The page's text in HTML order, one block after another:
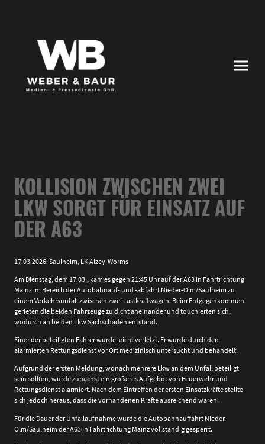
KOLLISION ZWISCHEN ZWEI
LKW SORGT FÜR EINSATZ AUF
DER A63
17.03.2026: Saulheim, LK Alzey-Worms
Am Dienstag, dem 17.03., kam es gegen 21:45 Uhr auf der A63 in Fahrtrichtung
Mainz im Bereich der Autobahnauf- und -abfahrt Nieder-Olm/Saulheim zu
einem Verkehrsunfall zwischen zwei Lastkraftwagen. Beim Entgegenkommen
gerieten die beiden Fahrzeuge zu dicht aneinander und touchierten sich,
wodurch an beiden Lkw Sachschaden entstand.
Einer der beteiligten Fahrer wurde leicht verletzt. Er wurde durch den
alarmierten Rettungsdienst vor Ort medizinisch untersucht und behandelt.
Aufgrund der ersten Meldung, wonach mehrere Lkw an dem Unfall beteiligt
sein sollten, wurde zunächst ein größeres Aufgebot von Feuerwehr und
Rettungsdienst alarmiert. Nach dem Eintreffen der ersten Einsatzkräfte stellte
sich jedoch heraus, dass die vorhandenen Kräfte ausreichend waren.
Für die Dauer der Unfallaufnahme wurde die Autobahnauffahrt Nieder-
Olm/Saulheim der A63 in Fahrtrichtung Mainz vollständig gesperrt.